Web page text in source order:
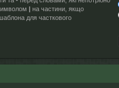
| на частини, якщо
для часткового